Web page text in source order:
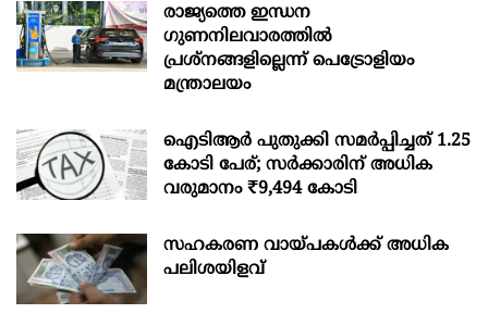
രാജ്യത്തെ ഇന്ധന
ഗുണനിലവാരത്തില്‍
പ്രശ്‌നങ്ങളില്ലെന്ന് പെട്രോളിയം
മന്ത്രാലയം
ഐടിആര്‍ പുതുക്കി സമർപ്പിച്ചത് 1.25
കോടി പേര്; സർക്കാരിന് അധിക
വരുമാനം ₹9,494 കോടി
സഹകരണ വായ്പകള്‍ക്ക് അധിക
പലിശയിളവ്